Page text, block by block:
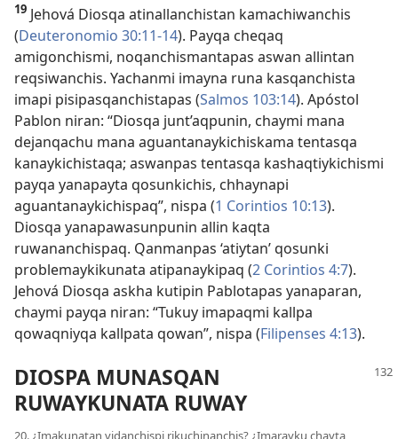
19 Jehová Diosqa atinallanchistan kamachiwanchis
(Deuteronomio 30:11-14). Payqa cheqaq
amigonchismi, noqanchismantapas aswan allintan
reqsiwanchis. Yachanmi imayna runa kasqanchista
imapi pisipasqanchistapas (Salmos 103:14). Apóstol
Pablon niran: “Diosqa junt’aqpunin, chaymi mana
dejanqachu mana aguantanaykichiskama tentasqa
kanaykichistaqa; aswanpas tentasqa kashaqtiykichismi
payqa yanapayta qosunkichis, chhaynapi
aguantanaykichispaq”, nispa (1 Corintios 10:13).
Diosqa yanapawasunpunin allin kaqta
ruwananchispaq. Qanmanpas ‘atiytan’ qosunki
problemaykikunata atipanaykipaq (2 Corintios 4:7).
Jehová Diosqa askha kutipin Pablotapas yanaparan,
chaymi payqa niran: “Tukuy imapaqmi kallpa
qowaqniyqa kallpata qowan”, nispa (Filipenses 4:13).
DIOSPA MUNASQAN
RUWAYKUNATA RUWAY
20. ¿Imakunatan vidanchispi rikuchinanchis? ¿Imarayku chayta